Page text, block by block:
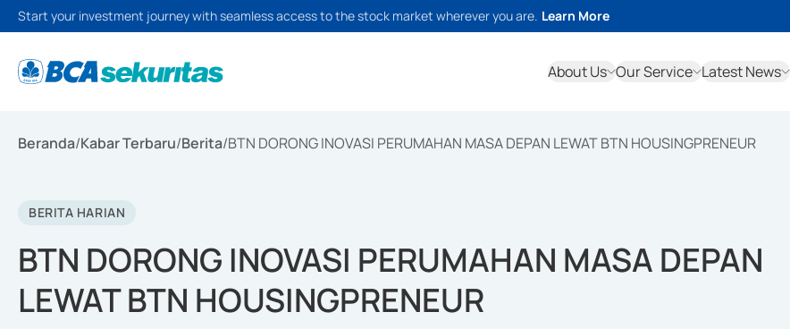
Start your investment journey with seamless access to the stock market wherever you are. Learn More
About Us Our Service Latest News
Beranda/Kabar Terbaru/Berita/BTN DORONG INOVASI PERUMAHAN MASA DEPAN LEWAT BTN HOUSINGPRENEUR
BERITA HARIAN
BTN DORONG INOVASI PERUMAHAN MASA DEPAN
LEWAT BTN HOUSINGPRENEUR